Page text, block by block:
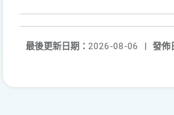
發佈
最後更新日期： 2026-08-06
|